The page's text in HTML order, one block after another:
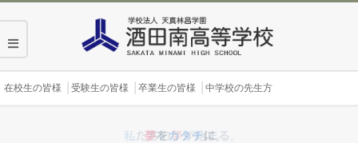
content
Secondary
在校生の皆様 受験生の皆様 卒業生の皆様 中学校の先生方